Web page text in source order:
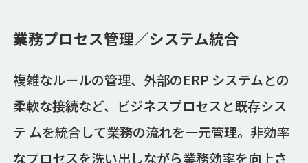
業務プロセス管理／システム統合
複雑なルールの管理、外部のERP システムとの
柔軟な接続など、ビジネスプロセスと既存シス
テ ムを統合して業務の流れを一元管理。非効率
なプロセスを洗い出しながら業務効率を向上さ